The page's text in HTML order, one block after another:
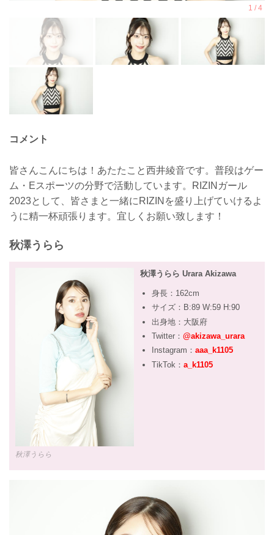
コメント
皆さんこんにちは！あたたこと西井綾音です。普段はゲー
ム・Eスポーツの分野で活動しています。RIZINガール
2023として、皆さまと一緒にRIZINを盛り上げていけるよ
うに精一杯頑張ります。宜しくお願い致します！
秋澤うらら
秋澤うらら
秋澤うらら Urara Akizawa
身長：162cm
サイズ：B:89 W:59 H:90
出身地：大阪府
Twitter： @akizawa_urara
Instagram： aaa_k1105
TikTok： a_k1105